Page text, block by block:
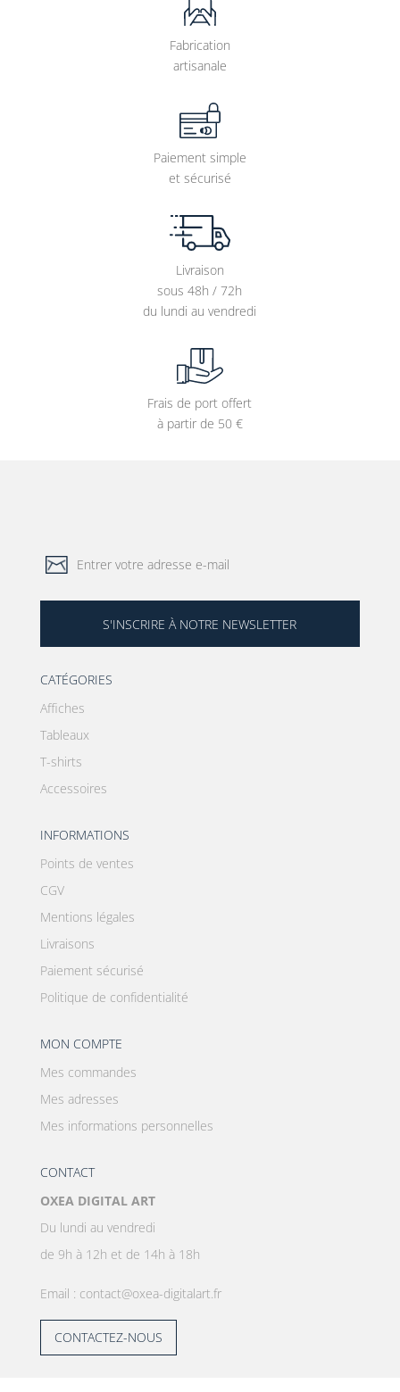
Fabrication
artisanale
Paiement simple
et sécurisé
Livraison
sous 48h / 72h
du lundi au vendredi
Frais de port offert
à partir de 50 €
S'INSCRIRE À NOTRE NEWSLETTER
CATÉGORIES
Affiches
Tableaux
T-shirts
Accessoires
INFORMATIONS
Points de ventes
CGV
Mentions légales
Livraisons
Paiement sécurisé
Politique de confidentialité
MON COMPTE
Mes commandes
Mes adresses
Mes informations personnelles
CONTACT
OXEA DIGITAL ART
Du lundi au vendredi
de 9h à 12h et de 14h à 18h
Email : contact@oxea-digitalart.fr
CONTACTEZ-NOUS